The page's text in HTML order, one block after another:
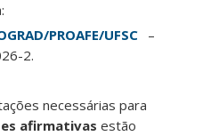
PROAFE/UFSC–
2.
necessárias para
afirmativas estão